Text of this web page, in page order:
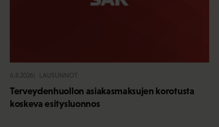
6.8.2026 LAUSUNNOT
Terveydenhuollon asiakasmaksujen korotusta
koskeva esitysluonnos